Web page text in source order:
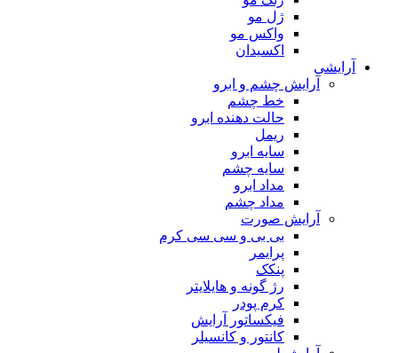
ژل مو
واکس مو
اکسیدان
آرایشی
آرایش چشم و ابرو
خط چشم
حالت دهنده ابرو
ریمل
سایه ابرو
سایه چشم
مداد ابرو
مداد چشم
آرایش صورت
بی بی و سی سی کرم
پرایمر
پنکک
رژ گونه و هایلایتر
کرم پودر
فیکساتور آرایش
کانتور و کانسیلر